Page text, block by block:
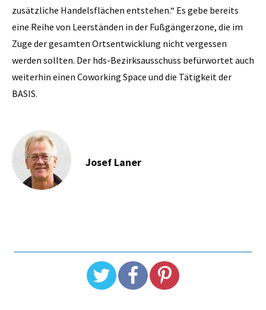
zusätzliche Handelsflächen entstehen.“ Es gebe bereits
eine Reihe von Leerständen in der Fußgängerzone, die im
Zuge der gesamten Ortsentwicklung nicht vergessen
werden sollten. Der hds-Bezirksausschuss befürwortet auch
weiterhin einen Coworking Space und die Tätigkeit der
BASIS.
Josef Laner